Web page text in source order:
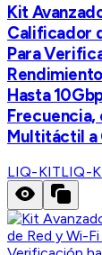
Kit
Calificador
Para
Hasta
Frecuencia,
Multitáctil a
LIQ-KITLIQ-